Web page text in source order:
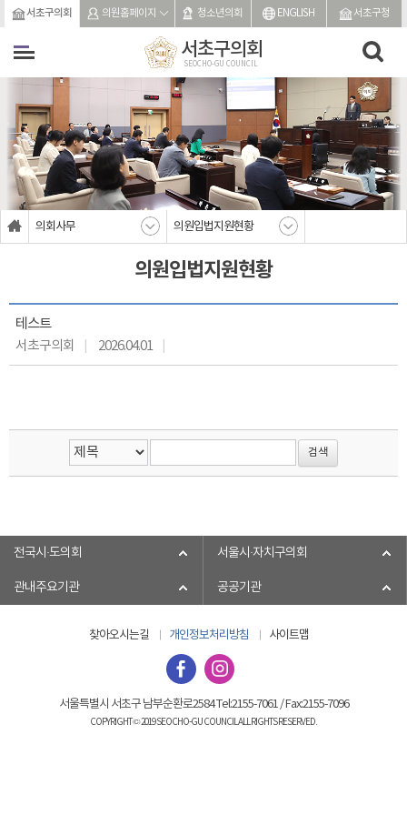
본문바로가기
서초구의회 의원홈페이지 청소년의회 ENGLISH 서초구청
서초구의회
SEOCHO-GU COUNCIL
의회사무 의원입법지원현황
의원입법지원현황
테스트
서초구의회
2026.04.01
전국시·도의회 서울시·자치구의회
관내주요기관 공공기관
찾아오시는길 개인정보처리방침 사이트맵
서울특별시 서초구 남부순환로2584 Tel:2155-7061 / Fax:2155-7096
COPYRIGHT © 2019 SEOCHO-GU COUNCIL ALL RIGHTS RESERVED.